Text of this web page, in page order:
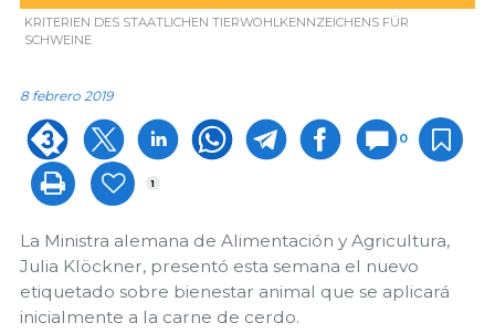
KRITERIEN DES STAATLICHEN TIERWOHLKENNZEICHENS FÜR
SCHWEINE
8 febrero 2019
0
1
La Ministra alemana de Alimentación y Agricultura,
Julia Klöckner, presentó esta semana el nuevo
etiquetado sobre bienestar animal que se aplicará
inicialmente a la carne de cerdo.